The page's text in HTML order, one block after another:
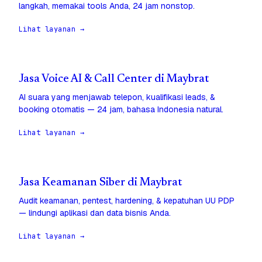
langkah, memakai tools Anda, 24 jam nonstop.
Lihat layanan →
Jasa Voice AI & Call Center di Maybrat
AI suara yang menjawab telepon, kualifikasi leads, &
booking otomatis — 24 jam, bahasa Indonesia natural.
Lihat layanan →
Jasa Keamanan Siber di Maybrat
Audit keamanan, pentest, hardening, & kepatuhan UU PDP
— lindungi aplikasi dan data bisnis Anda.
Lihat layanan →